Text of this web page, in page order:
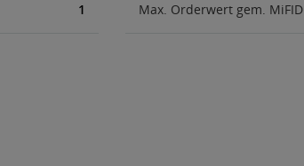
1 Max. Orderwert gem. MiFID